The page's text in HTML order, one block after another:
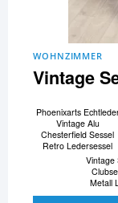
WOHNZIMMER
Vintage
Phoenixarts
Vintage Alu
Chesterfield Sessel
Retro Ledersessel
Vintage
Metall